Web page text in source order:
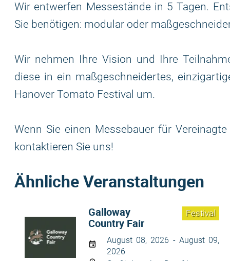
Wir entwerfen Messestände in 5 Tagen.
Sie benötigen: modular oder
Wir nehmen Ihre Vision und Ihre
diese in ein maßgeschneidertes,
Hanover Tomato Festival um.
Wenn Sie einen Messebauer für
kontaktieren Sie uns!
Ähnliche Veranstaltungen
Festival
Galloway
Country Fair
August 08, 2026 - August 09,
2026